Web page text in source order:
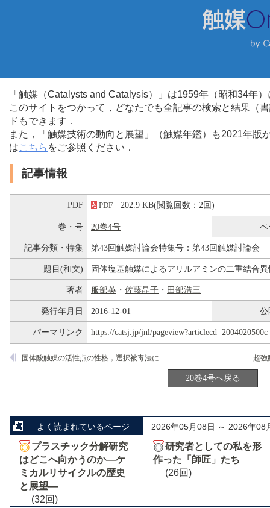
「触媒（Catalysts and Catalysis）」は1959年（昭和34年
このサイトをつかって，どなたでも全記事の検索と結果（
ドもできます．
また，「触媒技術の動向と展望」（触媒年鑑）も2021年
はこちら をご参照ください．
記事情報
PDF PDF 202.9 KB(閲覧回数：2回)
巻・号 20巻4号 ペ
記事分類・特集 第43回触媒討論会特集号：第43回触媒討論会
題目(和文) 固体塩基触媒によるアリルアミンの二重結合
著者 服部英 ・ 佐藤晶子 ・ 田部浩三
発行年月日 2016-12-01 公
パーマリンク https://catsj.jp/jnl/pageview?articlecd=2004020500c
固体酸触媒の活性点の性格，選択被毒法による研究
20巻4号へ戻る
よく読まれているページ 2026年05月08日 ～ 2026年08
プラスチック分解研究
はどこへ向かうのか―ケ
ミカルリサイクルの歴史
と展望―
(32回)
研究者としての私を形
作った「師匠」たち
(26回)